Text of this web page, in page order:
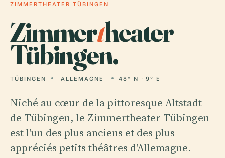
ZIMMERTHEATER TÜBINGEN
Zimmertheater
Tübingen.
TÜBINGEN ALLEMAGNE 48° N · 9° E
Niché au cœur de la pittoresque Altstadt
de Tübingen, le Zimmertheater Tübingen
est l'un des plus anciens et des plus
appréciés petits théâtres d'Allemagne.